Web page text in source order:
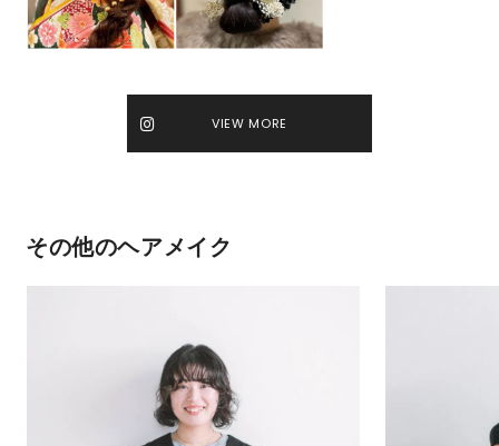
VIEW MORE
その他のヘアメイク